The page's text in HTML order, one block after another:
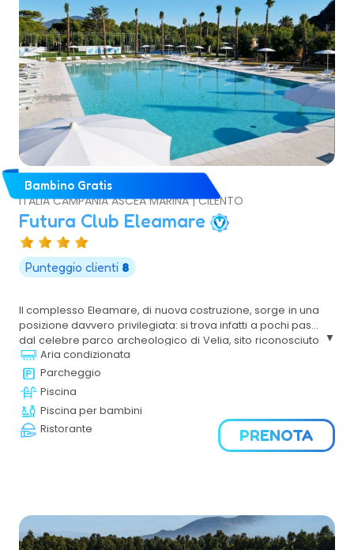
Bambino Gratis
ITALIA CAMPANIA ASCEA MARINA | CILENTO
Futura Club Eleamare
Punteggio clienti 8
Il complesso Eleamare, di nuova costruzione, sorge in una
posizione davvero privilegiata: si trova infatti a pochi passi
dal celebre parco archeologico di Velia, sito riconosciuto
come Patrimonio Mondiale dell’Umanità, e a ridosso di
una lunga spiaggia di sabbia fine facilmente
raggiungibile. L’ambiente curato e confortevole, unito
all’ottima cucina ispirata ai sapori del territorio e alla
varietà dei servizi offerti, rende la struttura perfetta per
soggiorni in famiglia o con gli amici.
Aria condizionata
Parcheggio
Piscina
Piscina per bambini
Ristorante
PRENOTA